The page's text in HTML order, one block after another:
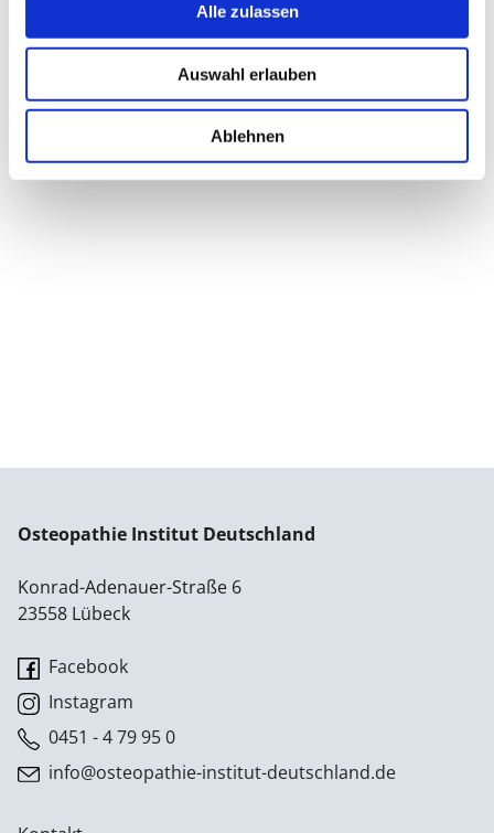
Alle zulassen
Auswahl erlauben
Ablehnen
Osteopathie Institut Deutschland
Konrad-Adenauer-Straße 6
23558 Lübeck
Facebook
Instagram
0451 - 4 79 95 0
info@osteopathie-institut-deutschland.de